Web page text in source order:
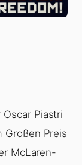
Piastri
Großen Preis
McLaren-